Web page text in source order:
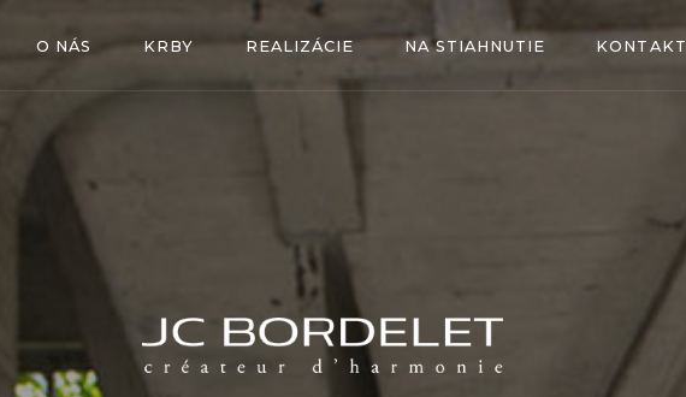
O NÁS KRBY REALIZÁCIE NA STIAHNUTIE KONTAKT